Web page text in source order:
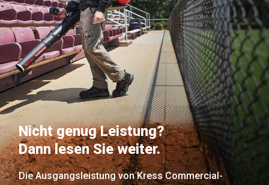
Nicht genug Leistung?
Dann lesen Sie weiter.
Die Ausgangsleistung von Kress Commercial-